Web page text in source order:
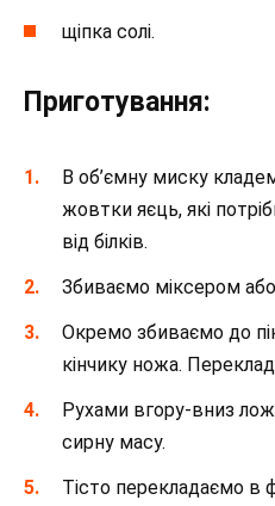
щіпка солі.
Приготування:
В об’ємну миску
жовтки яєць, які
від білків.
Збиваємо міксером
Окремо збиваємо до
кінчику ножа.
Рухами вгору-вниз
сирну масу.
Тісто перекладаємо в